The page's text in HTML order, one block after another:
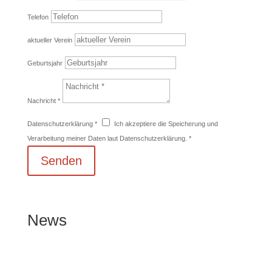
Telefon
aktueller Verein
Geburtsjahr
Nachricht *
Datenschutzerklärung *
Ich akzeptiere die Speicherung und
Verarbeitung meiner Daten laut Datenschutzerklärung. *
Senden
News